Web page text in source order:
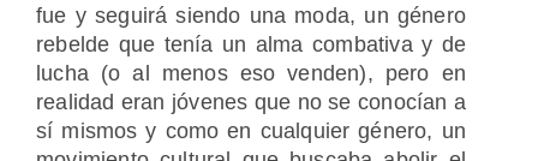
fue y seguirá siendo una moda, un género
rebelde que tenía un alma combativa y de
lucha (o al menos eso venden), pero en
realidad eran jóvenes que no se conocían a
sí mismos y como en cualquier género, un